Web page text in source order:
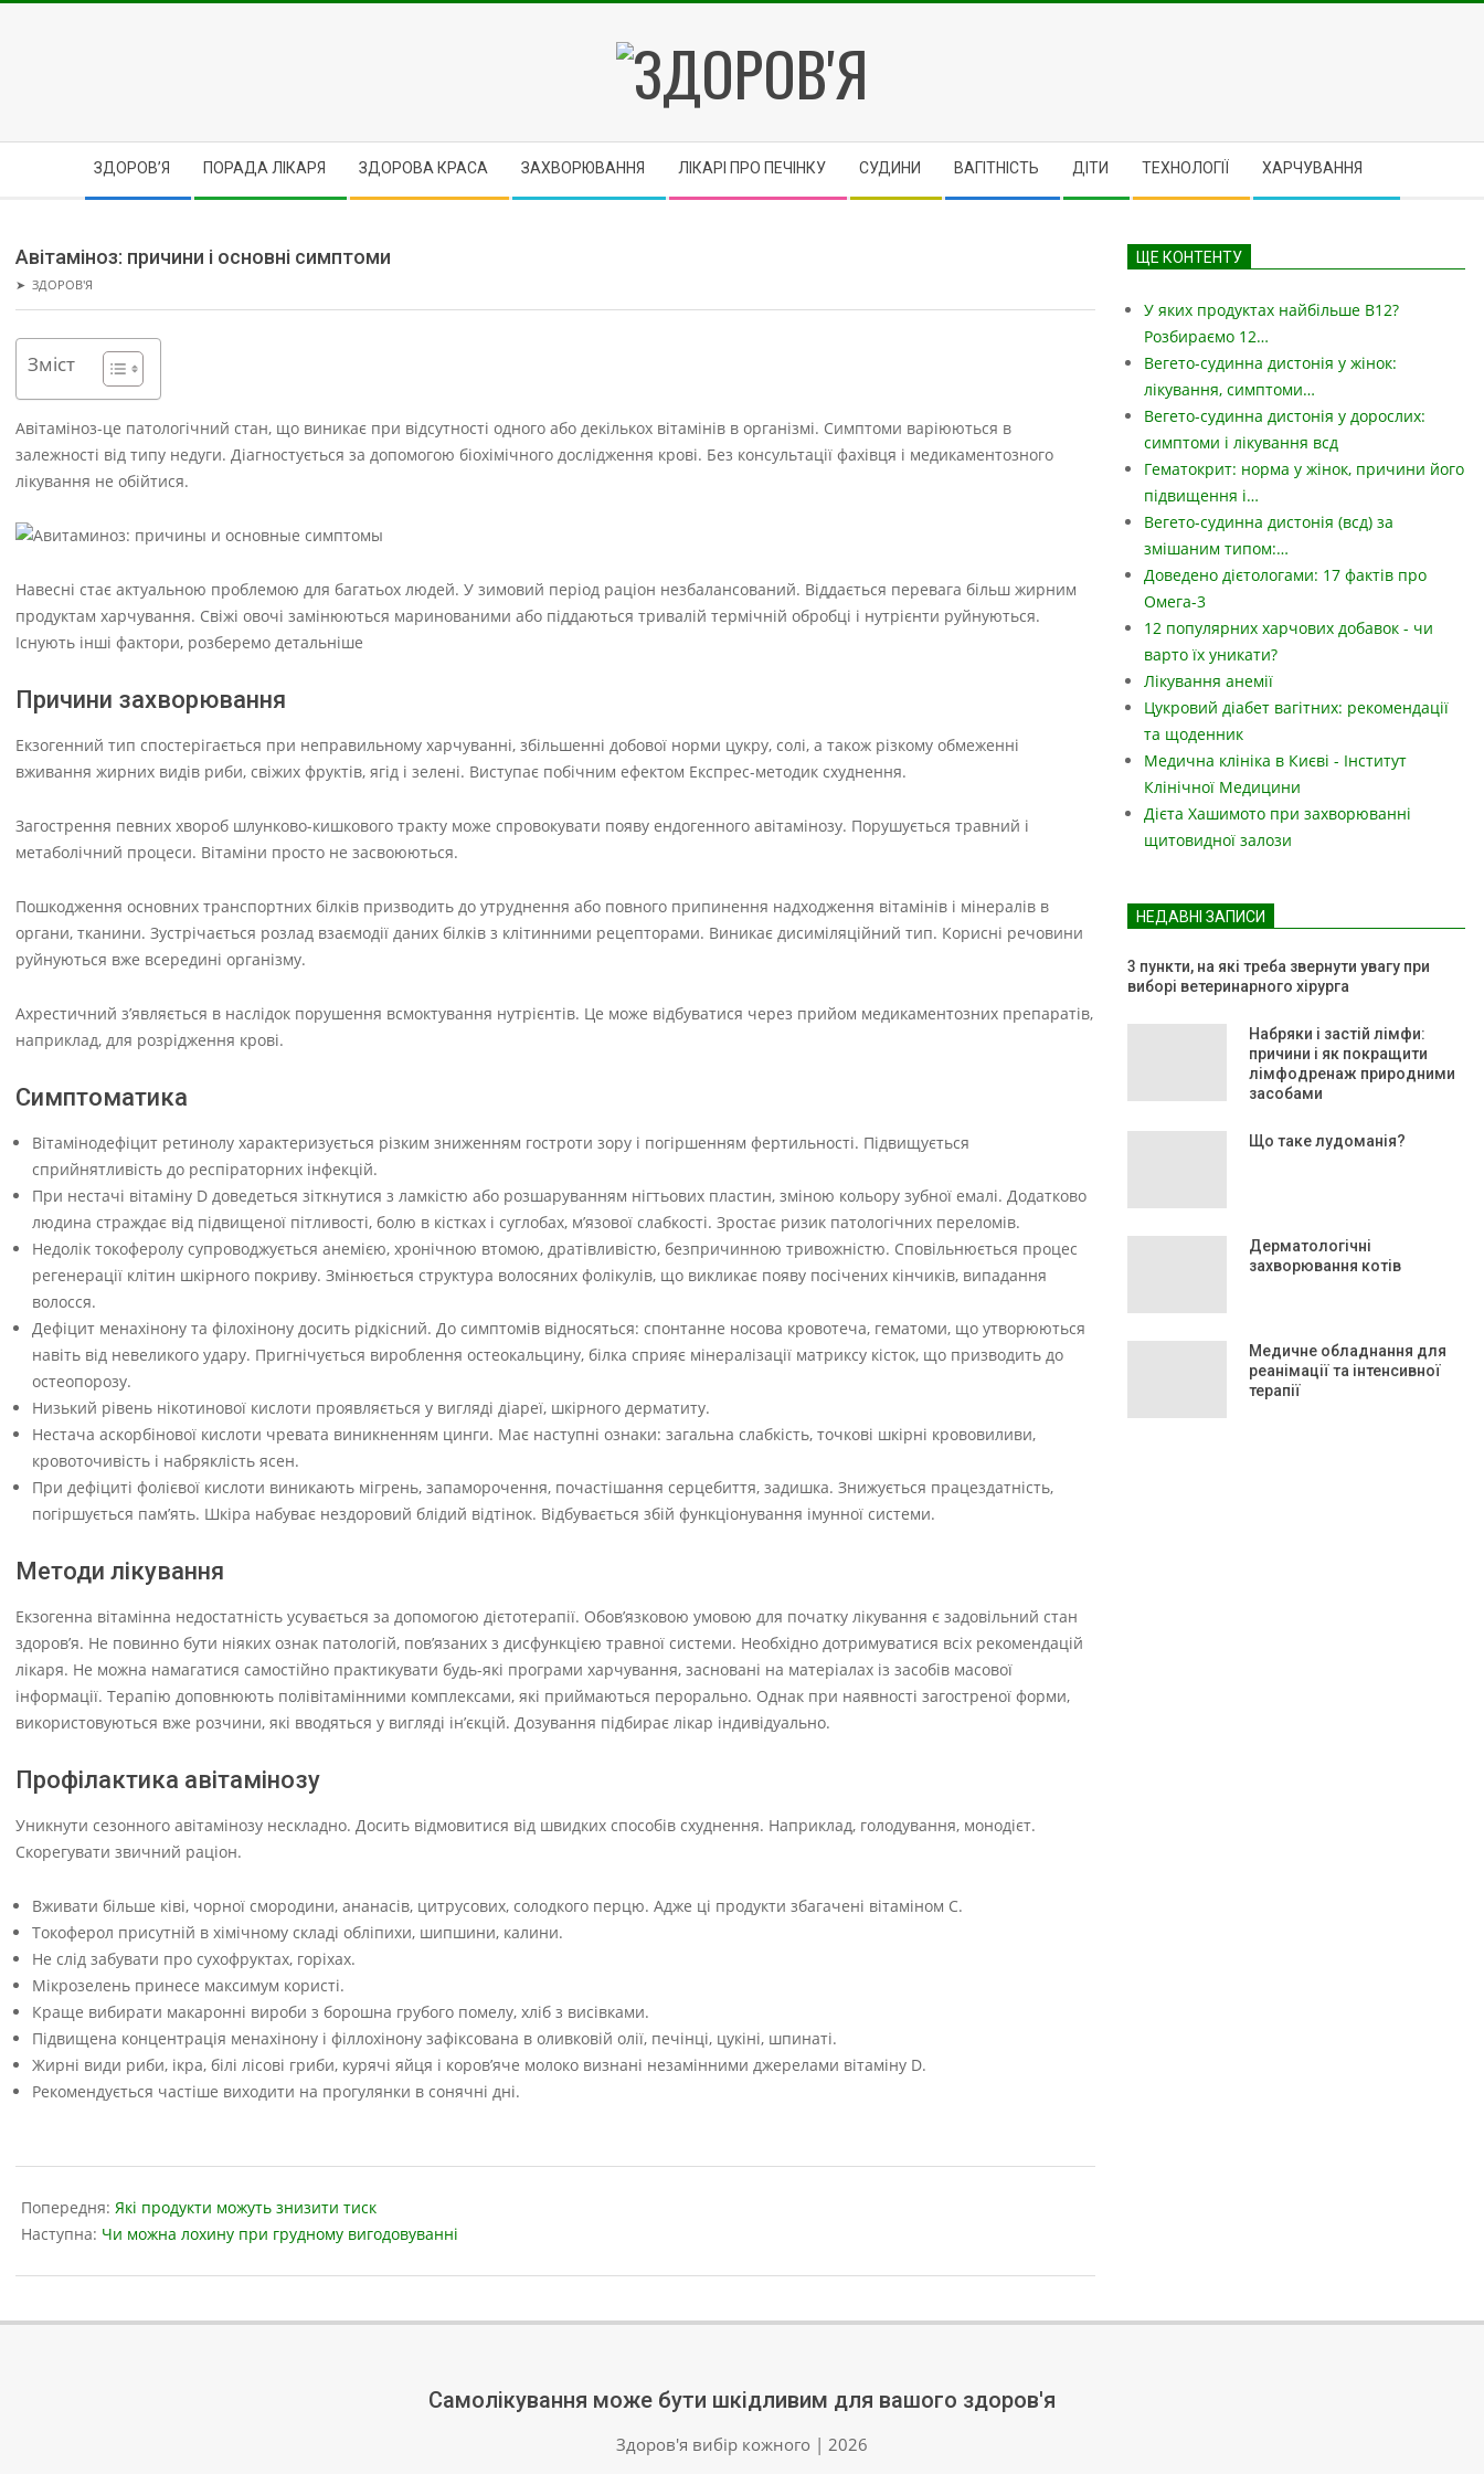
ЗДОРОВ'Я
ЗДОРОВ’Я ПОРАДА ЛІКАРЯ ЗДОРОВА КРАСА ЗАХВОРЮВАННЯ ЛІКАРІ ПРО ПЕЧІНКУ CУДИНИ ВАГІТНІСТЬ ДІТИ ТЕХНОЛОГІЇ ХАРЧУВАННЯ
Авітаміноз: причини і основні симптоми
➤ ЗДОРОВ'Я
Зміст
Авітаміноз-це патологічний стан, що виникає при відсутності одного або декількох вітамінів в організмі. Симптоми варіюються в
залежності від типу недуги. Діагностується за допомогою біохімічного дослідження крові. Без консультації фахівця і медикаментозного
лікування не обійтися.
Навесні стає актуальною проблемою для багатьох людей. У зимовий період раціон незбалансований. Віддається перевага більш жирним
продуктам харчування. Свіжі овочі замінюються маринованими або піддаються тривалій термічній обробці і нутрієнти руйнуються.
Існують інші фактори, розберемо детальніше
Причини захворювання
Екзогенний тип спостерігається при неправильному харчуванні, збільшенні добової норми цукру, солі, а також різкому обмеженні
вживання жирних видів риби, свіжих фруктів, ягід і зелені. Виступає побічним ефектом Експрес-методик схуднення.
Загострення певних хвороб шлунково-кишкового тракту може спровокувати появу ендогенного авітамінозу. Порушується травний і
метаболічний процеси. Вітаміни просто не засвоюються.
Пошкодження основних транспортних білків призводить до утруднення або повного припинення надходження вітамінів і мінералів в
органи, тканини. Зустрічається розлад взаємодії даних білків з клітинними рецепторами. Виникає дисиміляційний тип. Корисні речовини
руйнуються вже всередині організму.
Ахрестичний з’являється в наслідок порушення всмоктування нутрієнтів. Це може відбуватися через прийом медикаментозних препаратів,
наприклад, для розрідження крові.
Симптоматика
Вітамінодефіцит ретинолу характеризується різким зниженням гостроти зору і погіршенням фертильності. Підвищується
сприйнятливість до респіраторних інфекцій.
При нестачі вітаміну D доведеться зіткнутися з ламкістю або розшаруванням нігтьових пластин, зміною кольору зубної емалі. Додатково
людина страждає від підвищеної пітливості, болю в кістках і суглобах, м’язової слабкості. Зростає ризик патологічних переломів.
Недолік токоферолу супроводжується анемією, хронічною втомою, дратівливістю, безпричинною тривожністю. Сповільнюється процес
регенерації клітин шкірного покриву. Змінюється структура волосяних фолікулів, що викликає появу посічених кінчиків, випадання
волосся.
Дефіцит менахінону та філохінону досить рідкісний. До симптомів відносяться: спонтанне носова кровотеча, гематоми, що утворюються
навіть від невеликого удару. Пригнічується вироблення остеокальцину, білка сприяє мінералізації матриксу кісток, що призводить до
остеопорозу.
Низький рівень нікотинової кислоти проявляється у вигляді діареї, шкірного дерматиту.
Нестача аскорбінової кислоти чревата виникненням цинги. Має наступні ознаки: загальна слабкість, точкові шкірні крововиливи,
кровоточивість і набряклість ясен.
При дефіциті фолієвої кислоти виникають мігрень, запаморочення, почастішання серцебиття, задишка. Знижується працездатність,
погіршується пам’ять. Шкіра набуває нездоровий блідий відтінок. Відбувається збій функціонування імунної системи.
Методи лікування
Екзогенна вітамінна недостатність усувається за допомогою дієтотерапії. Обов’язковою умовою для початку лікування є задовільний стан
здоров’я. Не повинно бути ніяких ознак патологій, пов’язаних з дисфункцією травної системи. Необхідно дотримуватися всіх рекомендацій
лікаря. Не можна намагатися самостійно практикувати будь-які програми харчування, засновані на матеріалах із засобів масової
інформації. Терапію доповнюють полівітамінними комплексами, які приймаються перорально. Однак при наявності загостреної форми,
використовуються вже розчини, які вводяться у вигляді ін’єкцій. Дозування підбирає лікар індивідуально.
Профілактика авітамінозу
Уникнути сезонного авітамінозу нескладно. Досить відмовитися від швидких способів схуднення. Наприклад, голодування, монодієт.
Скорегувати звичний раціон.
Вживати більше ківі, чорної смородини, ананасів, цитрусових, солодкого перцю. Адже ці продукти збагачені вітаміном C.
Токоферол присутній в хімічному складі обліпихи, шипшини, калини.
Не слід забувати про сухофруктах, горіхах.
Мікрозелень принесе максимум користі.
Краще вибирати макаронні вироби з борошна грубого помелу, хліб з висівками.
Підвищена концентрація менахінону і філлохінону зафіксована в оливковій олії, печінці, цукіні, шпинаті.
Жирні види риби, ікра, білі лісові гриби, курячі яйця і коров’яче молоко визнані незамінними джерелами вітаміну D.
Рекомендується частіше виходити на прогулянки в сонячні дні.
05-
18
Попередня: Які продукти можуть знизити тиск
Наступна: Чи можна лохину при грудному вигодовуванні
ЩЕ КОНТЕНТУ
У яких продуктах найбільше B12?
Розбираємо 12…
Вегето-судинна дистонія у жінок:
лікування, симптоми…
Вегето-судинна дистонія у дорослих:
симптоми і лікування всд
Гематокрит: норма у жінок, причини його
підвищення і…
Вегето-судинна дистонія (всд) за
змішаним типом:…
Доведено дієтологами: 17 фактів про
Омега-3
12 популярних харчових добавок - чи
варто їх уникати?
Лікування анемії
Цукровий діабет вагітних: рекомендації
та щоденник
Медична клініка в Києві - Інститут
Клінічної Медицини
Дієта Хашимото при захворюванні
щитовидної залози
НЕДАВНІ ЗАПИСИ
3 пункти, на які треба звернути увагу при
виборі ветеринарного хірурга
Набряки і застій лімфи:
причини і як покращити
лімфодренаж природними
засобами
Що таке лудоманія?
Дерматологічні
захворювання котів
Медичне обладнання для
реанімації та інтенсивної
терапії
Самолікування може бути шкідливим для вашого здоров'я
Здоров'я вибір кожного | 2026